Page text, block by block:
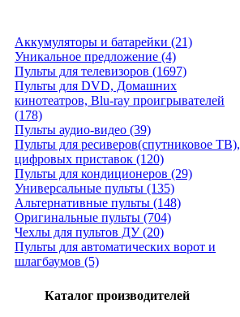
Аккумуляторы и батарейки (21)
Уникальное предложение (4)
Пульты для телевизоров (1697)
Пульты для DVD, Домашних
кинотеатров, Blu-ray проигрывателей
(178)
Пульты аудио-видео (39)
Пульты для ресиверов(спутниковое ТВ),
цифровых приставок (120)
Пульты для кондиционеров (29)
Универсальные пульты (135)
Альтернативные пульты (148)
Оригинальные пульты (704)
Чехлы для пультов ДУ (20)
Пульты для автоматических ворот и
шлагбаумов (5)
Каталог производителей